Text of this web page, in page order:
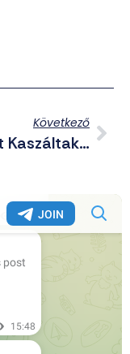
Következő
Nagyot Kaszáltak A Drónbeszerzéseken Az Ukránok, Kirobbant A Korrupciós Botrány